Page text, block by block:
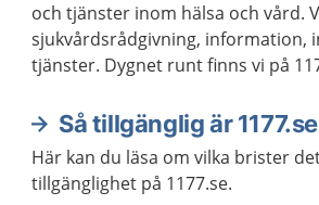
och tjänster inom hälsa och vård.
sjukvårdsrådgivning, information,
tjänster. Dygnet runt finns vi på
Så tillgänglig är 1177.se
Här kan du läsa om vilka brister
tillgänglighet på 1177.se.